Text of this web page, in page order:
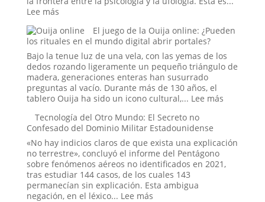
Lee más:
caso
del
abducido
de
Amaicha:
¿Un
viaje
las
estrellas
o
un
trauma
reprimido?
El juego de la Ouija online: ¿Pueden
los rituales en el mundo digital abrir portales?
Bajo la tenue luz de una vela, con las yemas de los
dedos rozando ligeramente un pequeño triángulo de
madera, generaciones enteras han susurrado
preguntas al vacío. Durante más de 130 años, el
tablero Ouija ha sido un icono cultural,... Lee más:
la
Tecnología del Otro Mundo: El Secreto no
Confesado del Dominio Militar Estadounidense
«No hay indicios claros de que exista una explicación
no terrestre», concluyó el informe del Pentágono
sobre fenómenos aéreos no identificados en 2021,
tras estudiar 144 casos, de los cuales 143
permanecían sin explicación. Esta ambigua
negación, en el léxico... Lee más: